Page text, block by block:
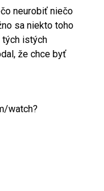
neurobiť niečo
sa niekto toho
tých istých
že chce byť
watch?